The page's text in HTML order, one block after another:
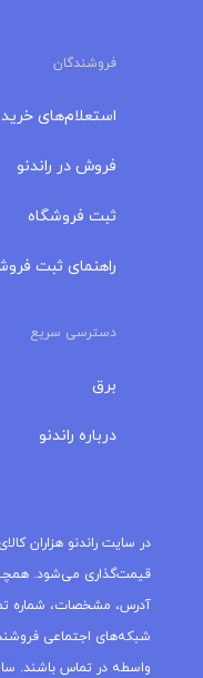
فروشندگان
استعلام‌های خرید
فروش در راندنو
ثبت فروشگاه
راهنمای ثبت
دسترسی سریع
برق
درباره‌ راندنو
در سایت راندنو هزاران
قیمت‌گذاری می‌شود.
آدرس، مشخصات، شماره
شبکه‌های اجتماعی
واسطه در تماس باشند.